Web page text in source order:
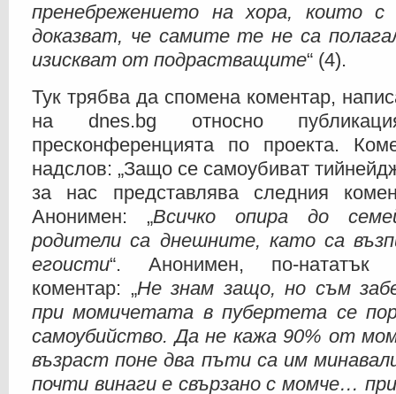
пренебрежението на хора, които с
доказват, че самите те не са
изискват от подрастващите“ (4).
Тук трябва да спомена коментар,
на dnes.bg относно
пресконференцията по проекта.
надслов: „Защо се самоубиват
за нас представлява следния
Анонимен: „Всичко опира до
родители са днешните, като са
егоисти“. Анонимен, по-нататък
коментар: „Не знам защо, но съм
при момичетата в пубертета се
самоубийство. Да не кажа 90% от
възраст поне два пъти са им
почти винаги е свързано с момче…